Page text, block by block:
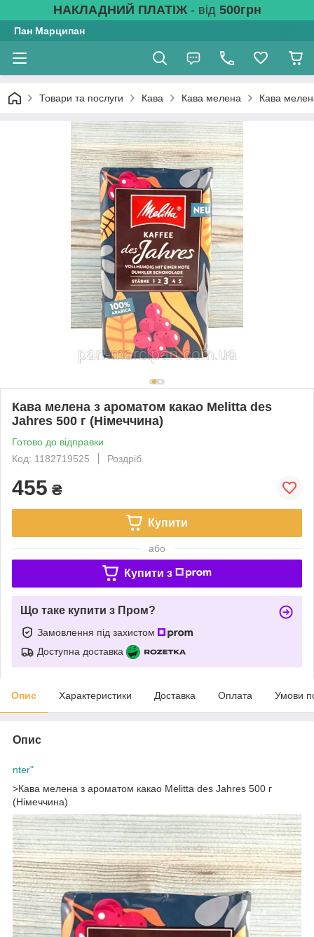
НАКЛАДНИЙ ПЛАТІЖ- від 500грн
Пан Марципан
Товари та послуги Кава Кава мелена Кава
Кава мелена з ароматом какао Melitta des
Jahres 500 г (Німеччина)
Готово до відправки
Код: 1182719525
Роздріб
455 ₴
Купити
або
Купити з
Що таке купити з Пром?
Замовлення під захистом
Доступна доставка
Опис Характеристики Доставка Оплата Умови
Опис
nter"
>Кава мелена з ароматом какао Melitta des Jahres 500 г
(Німеччина)